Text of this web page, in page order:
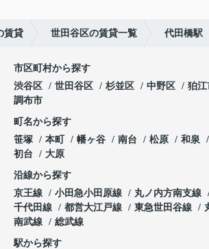
賃貸 世田谷区の賃貸一覧 代田橋駅
市区町村から探す
渋谷区
世田谷区 杉並区 中野区 狛江
調布市
町名から探す
笹塚
本町 幡ヶ谷 南台 松原 和泉
初台
大原
沿線から探す
京王線
小田急小田原線 丸ノ内方南支線
千代田線
都営大江戸線 東急世田谷線
南武線
総武線
駅から探す